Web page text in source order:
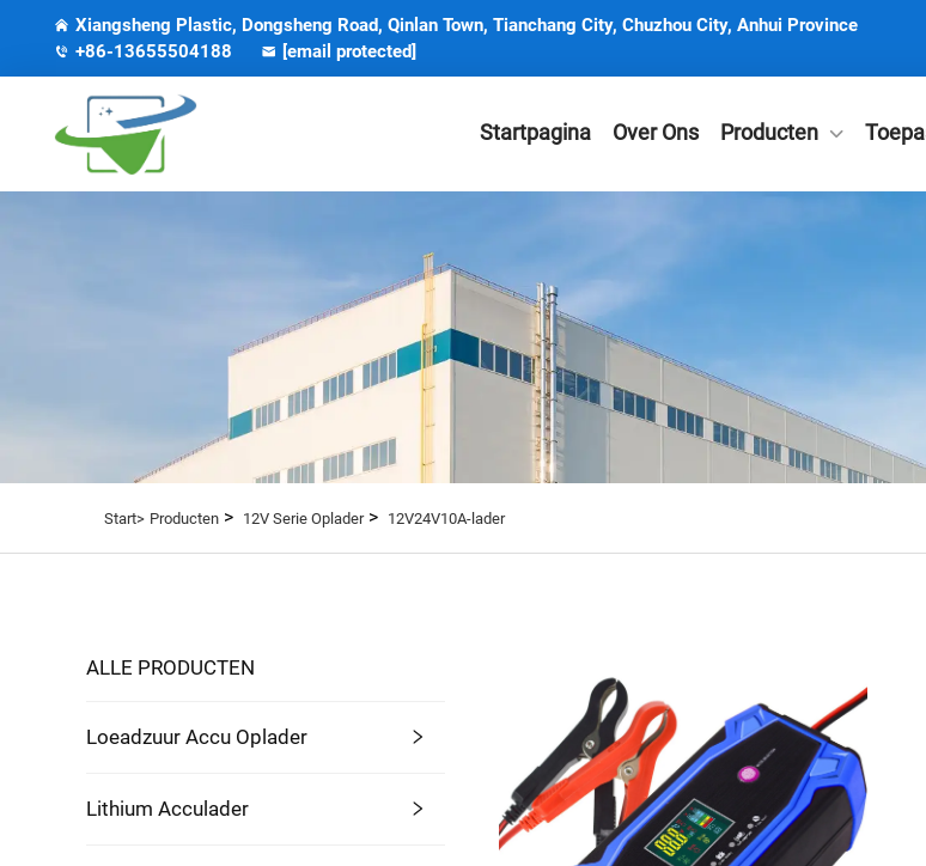
Xiangsheng Plastic, Dongsheng Road, Qinlan Town, Tianchang City, Chuzhou City, Anhui Province
+86-13655504188
[email protected]
Startpagina Over Ons Producten
Start> Producten > 12V Serie Oplader> 12V24V10A-lader
ALLE PRODUCTEN
Loeadzuur Accu Oplader
Lithium Acculader